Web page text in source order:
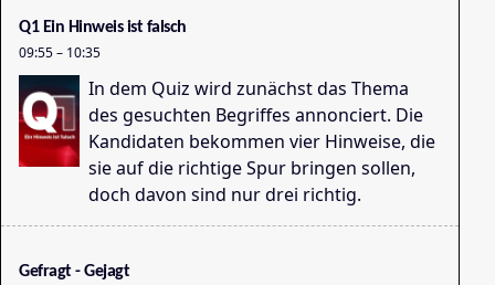
Q1 Ein Hinweis ist falsch
09:55– 10:35
In dem Quiz wird zunächst das Thema
des gesuchten Begriffes annonciert. Die
Kandidaten bekommen vier Hinweise, die
sie auf die richtige Spur bringen sollen,
doch davon sind nur drei richtig.
Gefragt - Gejagt